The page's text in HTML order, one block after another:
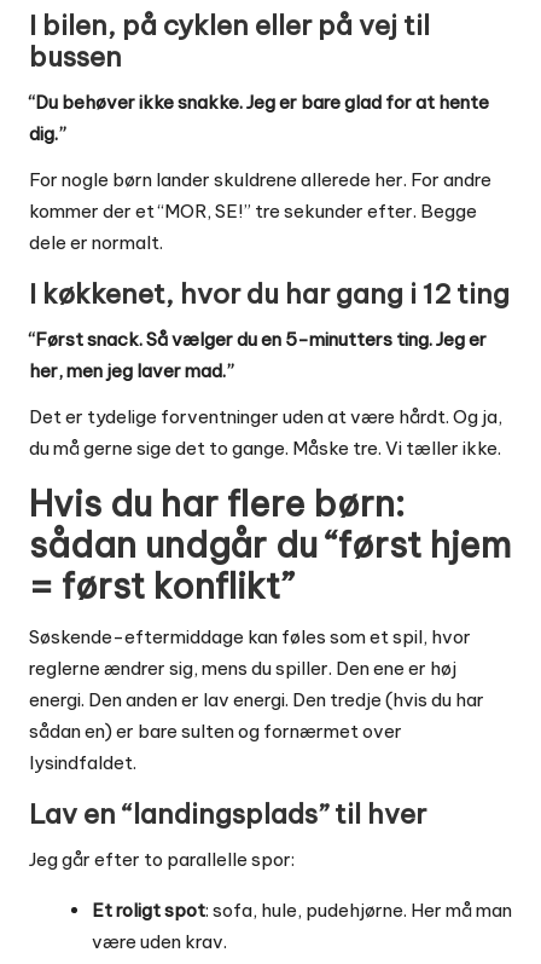
I bilen, på cyklen eller på vej til
bussen
“Du behøver ikke snakke. Jeg er bare glad for at hente
dig.”
For nogle børn lander skuldrene allerede her. For andre
kommer der et “MOR, SE!” tre sekunder efter. Begge
dele er normalt.
I køkkenet, hvor du har gang i 12 ting
“Først snack. Så vælger du en 5-minutters ting. Jeg er
her, men jeg laver mad.”
Det er tydelige forventninger uden at være hårdt. Og ja,
du må gerne sige det to gange. Måske tre. Vi tæller ikke.
Hvis du har flere børn:
sådan undgår du “først hjem
= først konflikt”
Søskende-eftermiddage kan føles som et spil, hvor
reglerne ændrer sig, mens du spiller. Den ene er høj
energi. Den anden er lav energi. Den tredje (hvis du har
sådan en) er bare sulten og fornærmet over
lysindfaldet.
Lav en “landingsplads” til hver
Jeg går efter to parallelle spor:
Et roligt spot: sofa, hule, pudehjørne. Her må man
være uden krav.